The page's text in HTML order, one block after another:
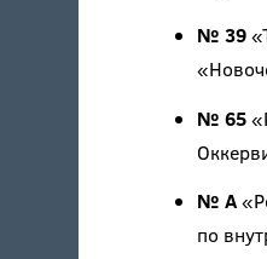
№ 39
№ 65
№ А
по